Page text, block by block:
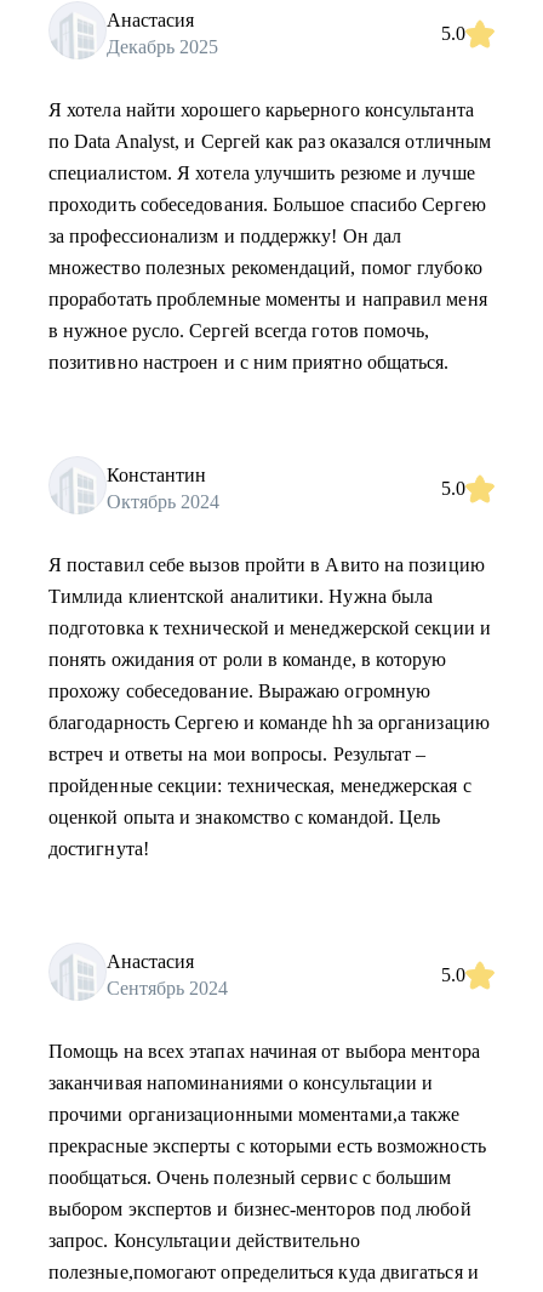
Анастасия
Декабрь 2025
5.0
Я хотела найти хорошего карьерного консультанта
по Data Analyst, и Сергей как раз оказался отличным
специалистом. Я хотела улучшить резюме и лучше
проходить собеседования. Большое спасибо Сергею
за профессионализм и поддержку! Он дал
множество полезных рекомендаций, помог глубоко
проработать проблемные моменты и направил меня
в нужное русло. Сергей всегда готов помочь,
позитивно настроен и с ним приятно общаться.
Константин
Октябрь 2024
5.0
Я поставил себе вызов пройти в Авито на позицию
Тимлида клиентской аналитики. Нужна была
подготовка к технической и менеджерской секции и
понять ожидания от роли в команде, в которую
прохожу собеседование. Выражаю огромную
благодарность Сергею и команде hh за организацию
встреч и ответы на мои вопросы. Результат –
пройденные секции: техническая, менеджерская с
оценкой опыта и знакомство с командой. Цель
достигнута!
Анастасия
Сентябрь 2024
5.0
Помощь на всех этапах начиная от выбора ментора
заканчивая напоминаниями о консультации и
прочими организационными моментами,а также
прекрасные эксперты с которыми есть возможность
пообщаться. Очень полезный сервис с большим
выбором экспертов и бизнес-менторов под любой
запрос. Консультации действительно
полезные,помогают определиться куда двигаться и